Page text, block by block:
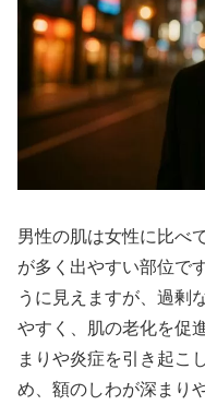
男性の肌は女性に比べ
が多く出やすい部位で
うに見えますが、過剰
やすく、肌の老化を促
まりや炎症を引き起こ
め、額のしわが深まり